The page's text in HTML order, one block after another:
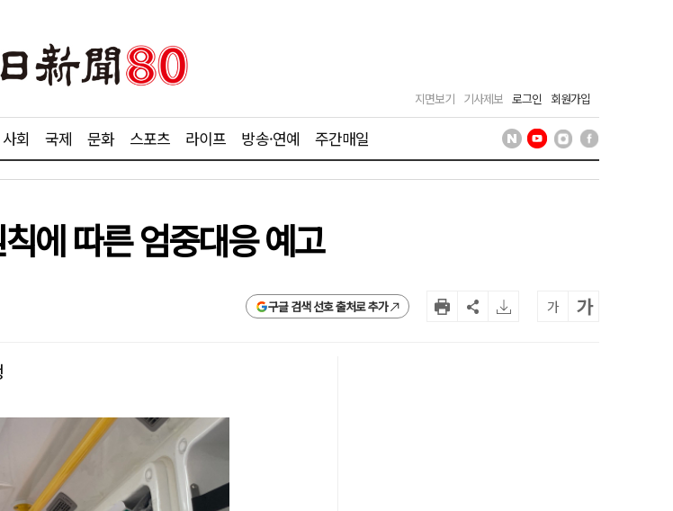
지면보기 기사제보 로그인 회원가입
사회 국제 문화 스포츠 라이프 방송·연예 주간매일
에 따른 엄중대응 예고
구글 검색 선호 출처로 추가 가 가